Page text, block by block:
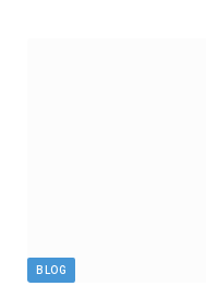
BLOG